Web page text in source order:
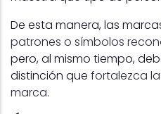
De esta manera, las
patrones o símbolos
pero, al mismo tiempo,
distinción que fortalezca
marca.